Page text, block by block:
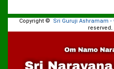
Copyright © Sri Guruji Ashramam
reserved.